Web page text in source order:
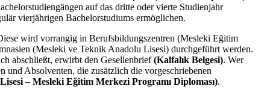
auf das dritte oder vierte Studienjahr
vierjährigen Bachelorstudiums ermöglichen.
wird vorrangig in Berufsbildungszentren (Mesleki Eğitim
(Mesleki ve Teknik Anadolu Lisesi) durchgeführt werden.
abschließt, erwirbt den Gesellenbrief(Kalfalık Belgesi). Wer
und Absolventen, die zusätzlich die vorgeschriebenen
– Mesleki Eğitim Merkezi Programı Diploması).